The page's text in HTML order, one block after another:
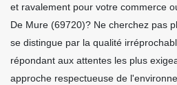
et ravalement pour votre commerce
De Mure (69720)? Ne cherchez pas
se distingue par la qualité
répondant aux attentes les plus
approche respectueuse de